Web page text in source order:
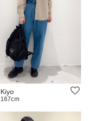
Kiyo
167cm